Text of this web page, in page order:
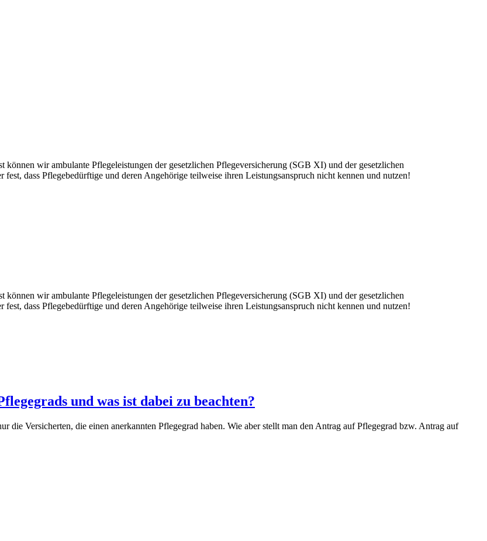
wir ambulante Pflegeleistungen der gesetzlichen Pflegeversicherung (SGB XI) und der gesetzlichen
dass Pflegebedürftige und deren Angehörige teilweise ihren Leistungsanspruch nicht kennen und nutzen!
wir ambulante Pflegeleistungen der gesetzlichen Pflegeversicherung (SGB XI) und der gesetzlichen
dass Pflegebedürftige und deren Angehörige teilweise ihren Leistungsanspruch nicht kennen und nutzen!
und was ist dabei zu beachten?
Versicherten, die einen anerkannten Pflegegrad haben. Wie aber stellt man den Antrag auf Pflegegrad bzw. Antrag auf